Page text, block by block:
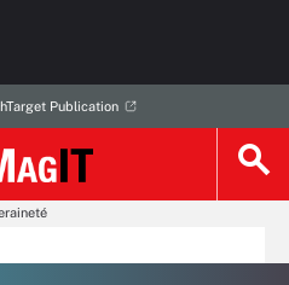
Publication